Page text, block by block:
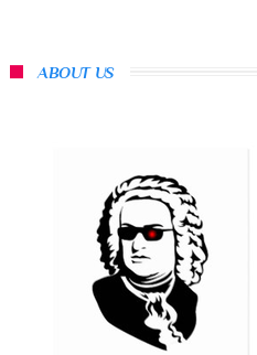
ABOUT US